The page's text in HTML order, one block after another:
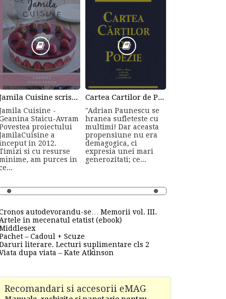
Jamila Cuisine scrisa de Geanina Staicu-Avram
Cuisine -
Staicu-Avram
proiectului
a
in 2012.
si cu resurse
am purces in
Cartea Cartilor de Poezie de Adrian Paunescu
"Adrian Paunescu se
hranea sufleteste cu
multimi! Dar aceasta
propensiune nu era
demagogica, ci
expresia unei mari
generozitati; ce...
autodevorandu-se… Memorii vol. III.
Artele in mecenatul etatist (ebook)
– Cadoul + Scuze
literare. Lecturi suplimentare cls 2
dupa viata – Kate Atkinson
Recomandari si accesorii eMAG